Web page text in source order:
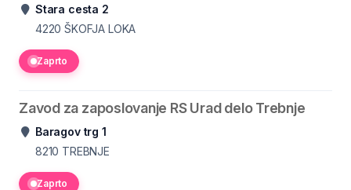
Stara cesta 2
4220 ŠKOFJA LOKA
Zaprto
Zavod za zaposlovanje RS Urad delo Trebnje
Baragov trg 1
8210 TREBNJE
Zaprto